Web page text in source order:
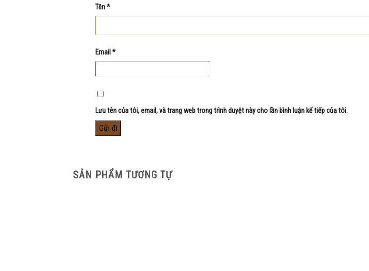
Tên*
Email *
Lưu tên của tôi, email, và trang web trong trình duyệt này cho lần bình luận kế tiếp của tôi.
SẢN PHẨM TƯƠNG TỰ